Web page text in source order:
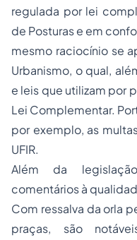
regulada por lei
de Posturas e em
mesmo raciocínio se
Urbanismo, o qual,
e leis que utilizam por
Lei Complementar.
por exemplo, as
UFIR.
Além da
comentários à
Com ressalva da orla
praças, são